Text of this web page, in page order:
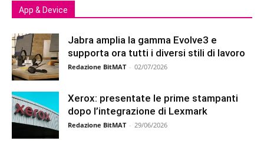
App & Device
Jabra amplia la gamma Evolve3 e
supporta ora tutti i diversi stili di lavoro
Redazione BitMAT - 02/07/2026
Xerox: presentate le prime stampanti
dopo l’integrazione di Lexmark
Redazione BitMAT - 29/06/2026